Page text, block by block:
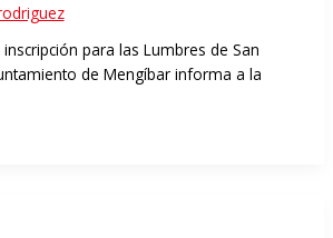
para las Lumbres de San
de Mengíbar informa a la